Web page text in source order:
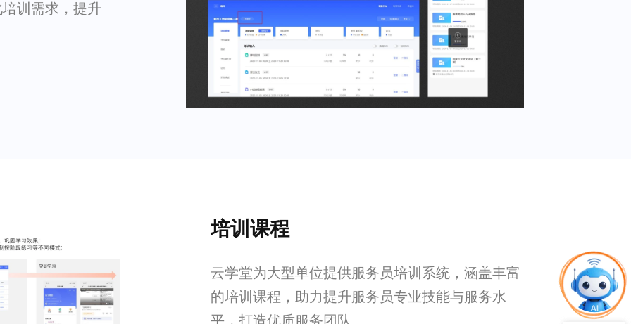
训需求，提升
培训课程
云学堂为大型单位提供服务员培训系统，涵盖丰富
的培训课程，助力提升服务员专业技能与服务水
平，打造优质服务团队